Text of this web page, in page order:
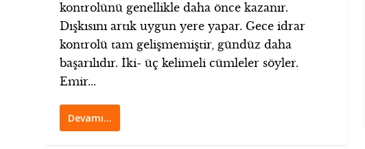
kontrolünü genellikle daha önce kazanır.
Dışkısını artık uygun yere yapar. Gece idrar
kontrolü tam gelişmemiştir, gündüz daha
başarılıdır. İki- üç kelimeli cümleler söyler.
Emir...
Devamı…